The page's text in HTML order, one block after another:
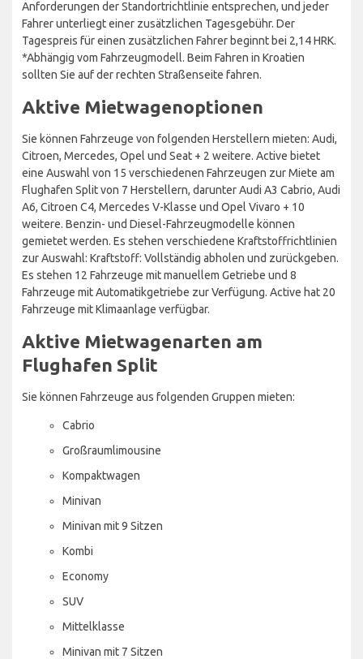
Anforderungen der Standortrichtlinie entsprechen, und jeder
Fahrer unterliegt einer zusätzlichen Tagesgebühr. Der
Tagespreis für einen zusätzlichen Fahrer beginnt bei 2,14 HRK.
*Abhängig vom Fahrzeugmodell. Beim Fahren in Kroatien
sollten Sie auf der rechten Straßenseite fahren.
Aktive Mietwagenoptionen
Sie können Fahrzeuge von folgenden Herstellern mieten: Audi,
Citroen, Mercedes, Opel und Seat + 2 weitere. Active bietet
eine Auswahl von 15 verschiedenen Fahrzeugen zur Miete am
Flughafen Split von 7 Herstellern, darunter Audi A3 Cabrio, Audi
A6, Citroen C4, Mercedes V-Klasse und Opel Vivaro + 10
weitere. Benzin- und Diesel-Fahrzeugmodelle können
gemietet werden. Es stehen verschiedene Kraftstoffrichtlinien
zur Auswahl: Kraftstoff: Vollständig abholen und zurückgeben.
Es stehen 12 Fahrzeuge mit manuellem Getriebe und 8
Fahrzeuge mit Automatikgetriebe zur Verfügung. Active hat 20
Fahrzeuge mit Klimaanlage verfügbar.
Aktive Mietwagenarten am
Flughafen Split
Sie können Fahrzeuge aus folgenden Gruppen mieten:
Cabrio
Großraumlimousine
Kompaktwagen
Minivan
Minivan mit 9 Sitzen
Kombi
Economy
SUV
Mittelklasse
Minivan mit 7 Sitzen